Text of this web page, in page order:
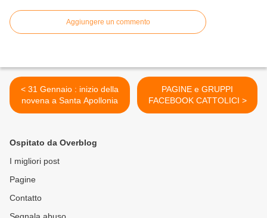
Aggiungere un commento
< 31 Gennaio : inizio della
novena a Santa Apollonia
PAGINE e GRUPPI
FACEBOOK CATTOLICI >
Ospitato da Overblog
I migliori post
Pagine
Contatto